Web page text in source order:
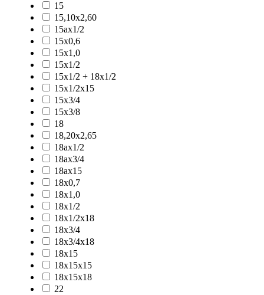
15
15,10x2,60
15ax1/2
15x0,6
15x1,0
15x1/2
15x1/2 + 18x1/2
15x1/2x15
15x3/4
15x3/8
18
18,20x2,65
18ax1/2
18ax3/4
18ax15
18x0,7
18x1,0
18x1/2
18x1/2x18
18x3/4
18x3/4x18
18x15
18x15x15
18x15x18
22